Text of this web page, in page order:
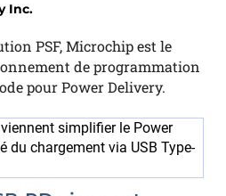
Inc.
PSF, Microchip est le
de programmation
pour Power Delivery.